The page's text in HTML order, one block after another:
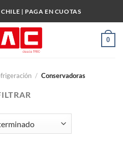
| PAGA EN CUOTAS
0
/ Conservadoras